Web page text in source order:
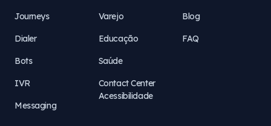
Journeys
Dialer
Bots
IVR
Messaging
Varejo
Educação
Saúde
Contact Center
Acessibilidade
Blog
FAQ